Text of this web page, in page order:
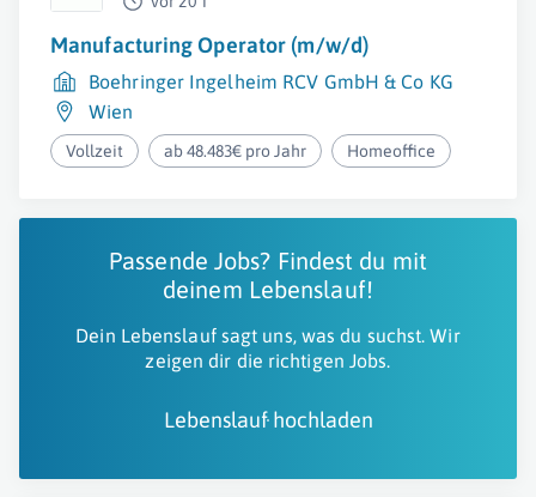
Manufacturing Operator (m/w/d)
Boehringer Ingelheim RCV GmbH & Co KG
Wien
Vollzeit ab 48.483€ pro Jahr Homeoffice
Passende Jobs? Findest du mit
deinem Lebenslauf!
Dein Lebenslauf sagt uns, was du suchst. Wir
zeigen dir die richtigen Jobs.
Lebenslauf hochladen